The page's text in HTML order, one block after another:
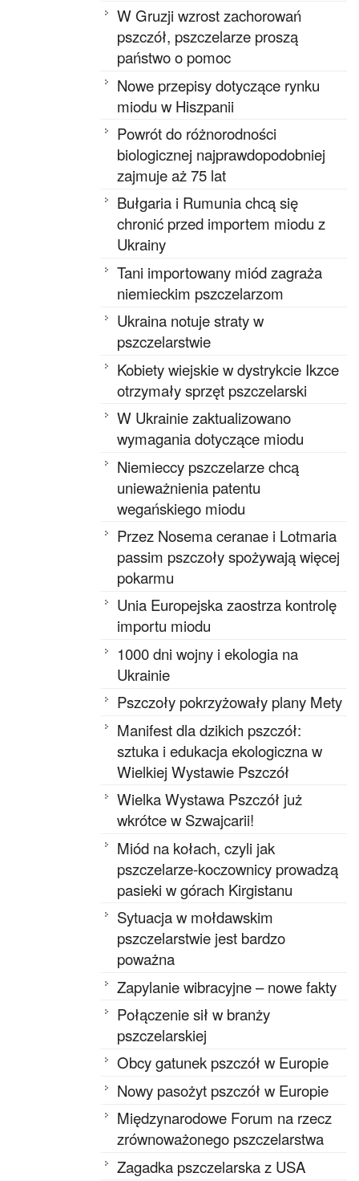
W Gruzji wzrost zachorowań
pszczół, pszczelarze proszą
państwo o pomoc
Nowe przepisy dotyczące rynku
miodu w Hiszpanii
Powrót do różnorodności
biologicznej najprawdopodobniej
zajmuje aż 75 lat
Bułgaria i Rumunia chcą się
chronić przed importem miodu z
Ukrainy
Tani importowany miód zagraża
niemieckim pszczelarzom
Ukraina notuje straty w
pszczelarstwie
Kobiety wiejskie w dystrykcie Ikzce
otrzymały sprzęt pszczelarski
W Ukrainie zaktualizowano
wymagania dotyczące miodu
Niemieccy pszczelarze chcą
unieważnienia patentu
wegańskiego miodu
Przez Nosema ceranae i Lotmaria
passim pszczoły spożywają więcej
pokarmu
Unia Europejska zaostrza kontrolę
importu miodu
1000 dni wojny i ekologia na
Ukrainie
Pszczoły pokrzyżowały plany Mety
Manifest dla dzikich pszczół:
sztuka i edukacja ekologiczna w
Wielkiej Wystawie Pszczół
Wielka Wystawa Pszczół już
wkrótce w Szwajcarii!
Miód na kołach, czyli jak
pszczelarze-koczownicy prowadzą
pasieki w górach Kirgistanu
Sytuacja w mołdawskim
pszczelarstwie jest bardzo
poważna
Zapylanie wibracyjne – nowe fakty
Połączenie sił w branży
pszczelarskiej
Obcy gatunek pszczół w Europie
Nowy pasożyt pszczół w Europie
Międzynarodowe Forum na rzecz
zrównoważonego pszczelarstwa
Zagadka pszczelarska z USA